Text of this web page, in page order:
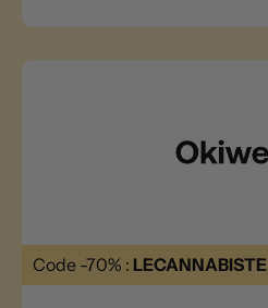
Code -70% : LECANNABISTE